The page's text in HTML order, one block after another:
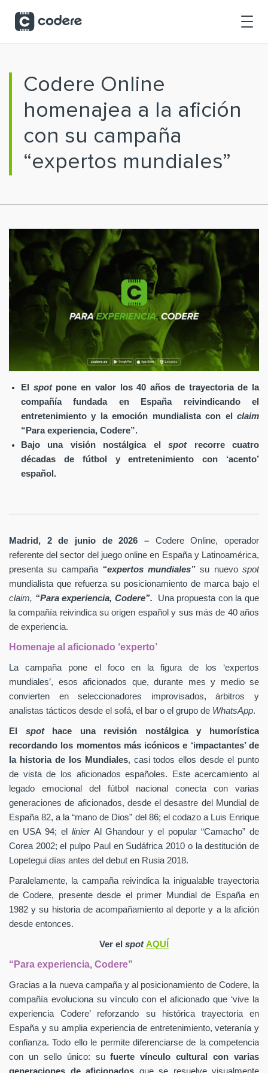
Codere Online
homenajea a la afición
con su campaña
“expertos mundiales”
El spot pone en valor los 40 años de trayectoria de la
compañía fundada en España reivindicando el
entretenimiento y la emoción mundialista con el claim
“Para experiencia, Codere”.
Bajo una visión nostálgica elspotrecorre cuatro
décadas de fútbol y entretenimiento con ‘acento’
español.
Madrid, 2 de junio de 2026 – Codere Online, operador
referente del sector del juego online en España y Latinoamérica,
presenta su campaña “expertos mundiales” su nuevospot
mundialista que refuerza su posicionamiento de marca bajo el
claim, “Para experiencia, Codere”.
Una propuesta con la que
la compañía reivindica su origen español y sus más de 40 años
de experiencia.
Homenaje al aficionado ‘experto’
La campaña pone el foco en la figura de los ‘expertos
mundiales’, esos aficionados que, durante mes y medio se
convierten en seleccionadores improvisados, árbitros y
analistas tácticos desde el sofá, el bar o el grupo de WhatsApp.
El spothace una revisión nostálgica y humorística
recordando los momentos más icónicos e ‘impactantes’ de
la historia de los Mundiales, casi todos ellos desde el punto
de vista de los aficionados españoles. Este acercamiento al
legado emocional del fútbol nacional conecta con varias
generaciones de aficionados, desde el desastre del Mundial de
España 82, a la “mano de Dios” del 86; el codazo a Luis Enrique
en USA 94; el linier Al Ghandour y el popular “Camacho” de
Corea 2002; el pulpo Paul en Sudáfrica 2010 o la destitución de
Lopetegui días antes del debut en Rusia 2018.
Paralelamente, la campaña reivindica la inigualable trayectoria
de Codere, presente desde el primer Mundial de España en
1982 y su historia de acompañamiento al deporte y a la afición
desde entonces.
Ver el spotAQUÍ
“Para experiencia, Codere”
Gracias a la nueva campaña y al posicionamiento de Codere, la
compañía evoluciona su vínculo con el aficionado que ‘vive la
experiencia Codere’ reforzando su histórica trayectoria en
España y su amplia experiencia de entretenimiento, veteranía y
confianza. Todo ello le permite diferenciarse de la competencia
con un sello único: sufuerte vínculo cultural con varias